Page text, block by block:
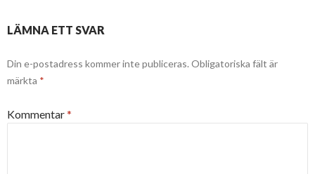
LÄMNA ETT SVAR
Din e-postadress kommer inte publiceras. Obligatoriska fält är
märkta *
Kommentar*